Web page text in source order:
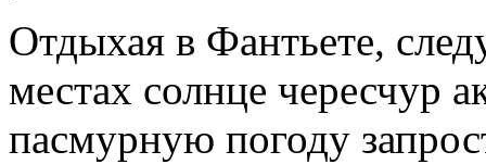
Отдыхая в Фантьете,
местах солнце чересчур
пасмурную погоду